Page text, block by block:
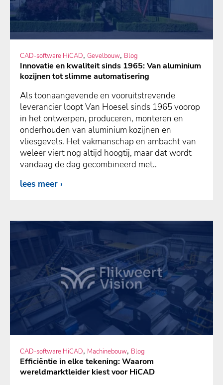
CAD-software HiCAD, Gevelbouw, Blog
Innovatie en kwaliteit sinds 1965: Van aluminium
kozijnen tot slimme automatisering
Als toonaangevende en vooruitstrevende
leverancier loopt Van Hoesel sinds 1965 voorop
in het ontwerpen, produceren, monteren en
onderhouden van aluminium kozijnen en
vliesgevels. Het vakmanschap en ambacht van
weleer viert nog altijd hoogtij, maar dat wordt
vandaag de dag gecombineerd met..
lees meer
CAD-software HiCAD, Machinebouw, Blog
Efficiëntie in elke tekening: Waarom
wereldmarktleider kiest voor HiCAD